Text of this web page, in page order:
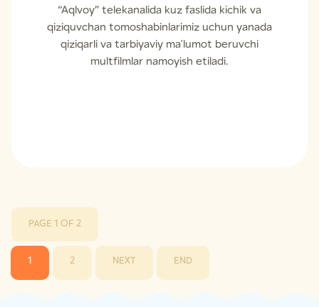
“Aqlvoy” telekanalida kuz faslida kichik va
qiziquvchan tomoshabinlarimiz uchun yanada
qiziqarli va tarbiyaviy ma'lumot beruvchi
multfilmlar namoyish etiladi.
PAGE 1 OF 2
1 2 NEXT END